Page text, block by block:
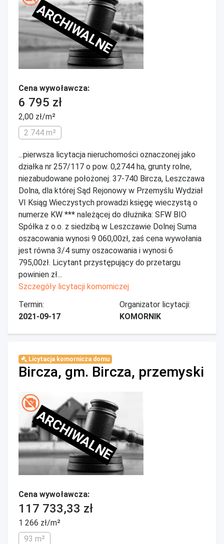
ARCHIWALNE
Cena wywoławcza:
6 795 zł
2,00 zł/m²
2 744 m²
...pierwsza licytacja nieruchomości oznaczonej jako
działka nr 257/117 o pow. 0,2744 ha, grunty rolne,
niezabudowane położonej: 37-740 Bircza, Leszczawa
Dolna, dla której Sąd Rejonowy w Przemyślu Wydział
VI Ksiąg Wieczystych prowadzi księgę wieczystą o
numerze KW *** należącej do dłużnika: SFW BIO
Spółka z o.o. z siedzibą w Leszczawie Dolnej Suma
oszacowania wynosi 9 060,00zł, zaś cena wywołania
jest równa 3/4 sumy oszacowania i wynosi 6
795,00zł. Licytant przystępujący do przetargu
powinien zł...
Szczegóły licytacji komorniczej
Termin:
2021-09-17
Organizator licytacji:
KOMORNIK
Licytacja komornicza domu
Bircza, gm. Bircza, przemyski
ARCHIWALNE
Cena wywoławcza:
117 733,33 zł
1 266 zł/m²
93 m²